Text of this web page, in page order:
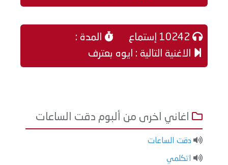
المدة :
الاغنية التالية : ايوه بعترف
اغاني اخرى من ألبوم دقت الساعات
دقت الساعات
اتكلمي